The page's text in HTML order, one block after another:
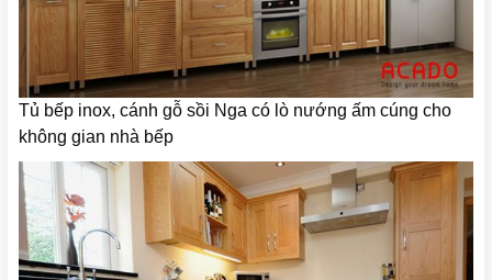
Tủ bếp inox, cánh gỗ sồi Nga có lò nướng ấm cúng cho
không gian nhà bếp